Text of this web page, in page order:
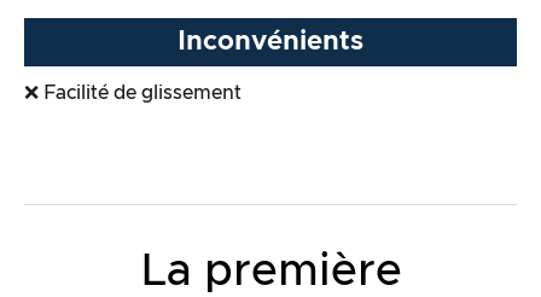
Inconvénients
❌ Facilité de glissement
La première